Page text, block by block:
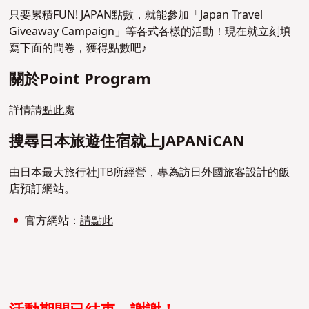
只要累積FUN! JAPAN點數，就能參加「Japan Travel
Giveaway Campaign」等各式各樣的活動！現在就立刻填
寫下面的問卷，獲得點數吧♪
關於Point Program
詳情請點此處
搜尋日本旅遊住宿就上JAPANiCAN
由日本最大旅行社JTB所經營，專為訪日外國旅客設計的飯
店預訂網站。
官方網站：請點此